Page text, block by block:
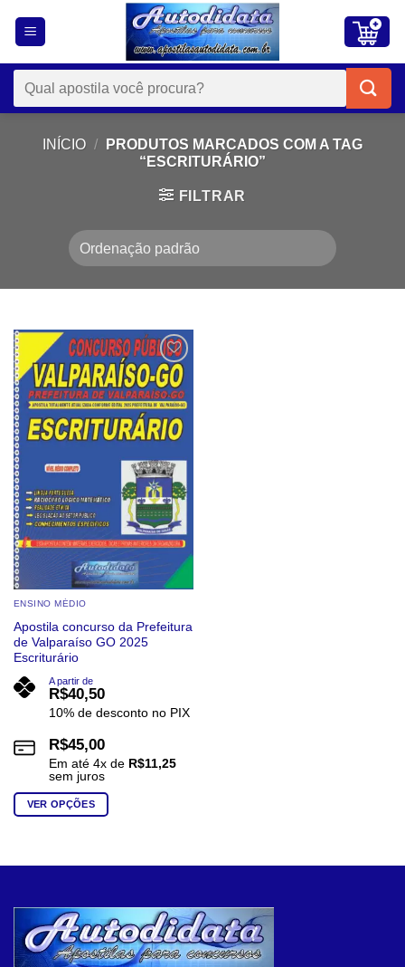
Pesquisar
por:
INÍCIO /
PRODUTOS MARCADOS COM A TAG
“ESCRITURÁRIO”
FILTRAR
Add to
wishlist
ENSINO MÉDIO
Apostila concurso da Prefeitura
de Valparaíso GO 2025
Escriturário
A partir de
R$40,50
10% de desconto no PIX
R$45,00
Em até 4x de R$11,25
sem juros
VER OPÇÕES
tem
opções
podem